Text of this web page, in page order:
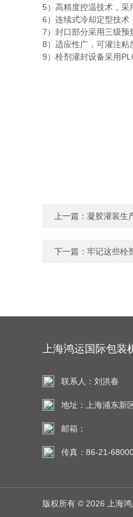
5）高精度控温技术，
6）连续式冷却定型技术
7）封口部分采用三级预
8）适应性广，可灌注粘
9）栓剂灌封设备采用
上一篇： 凝胶灌装生
下一篇： 牢记这些栓
上海鸿运国际包装
联系人：刘洪春
地址：上海浦东新
邮箱：
传真：86-21-
版权所有 © 2026 上海